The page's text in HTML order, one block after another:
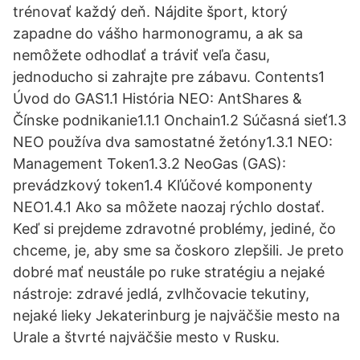
trénovať každý deň. Nájdite šport, ktorý
zapadne do vášho harmonogramu, a ak sa
nemôžete odhodlať a tráviť veľa času,
jednoducho si zahrajte pre zábavu. Contents1
Úvod do GAS1.1 História NEO: AntShares &
Čínske podnikanie1.1.1 Onchain1.2 Súčasná sieť1.3
NEO používa dva samostatné žetóny1.3.1 NEO:
Management Token1.3.2 NeoGas (GAS):
prevádzkový token1.4 Kľúčové komponenty
NEO1.4.1 Ako sa môžete naozaj rýchlo dostať.
Keď si prejdeme zdravotné problémy, jediné, čo
chceme, je, aby sme sa čoskoro zlepšili. Je preto
dobré mať neustále po ruke stratégiu a nejaké
nástroje: zdravé jedlá, zvlhčovacie tekutiny,
nejaké lieky Jekaterinburg je najväčšie mesto na
Urale a štvrté najväčšie mesto v Rusku.